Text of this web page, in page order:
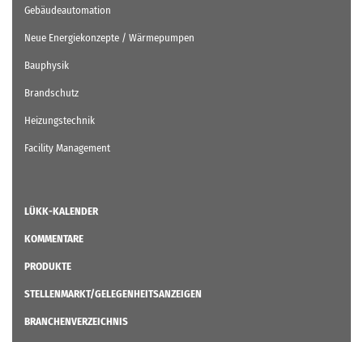
Gebäudeautomation
Neue Energiekonzepte / Wärmepumpen
Bauphysik
Brandschutz
Heizungstechnik
Facility Management
LÜKK-KALENDER
KOMMENTARE
PRODUKTE
STELLENMARKT/GELEGENHEITSANZEIGEN
BRANCHENVERZEICHNIS